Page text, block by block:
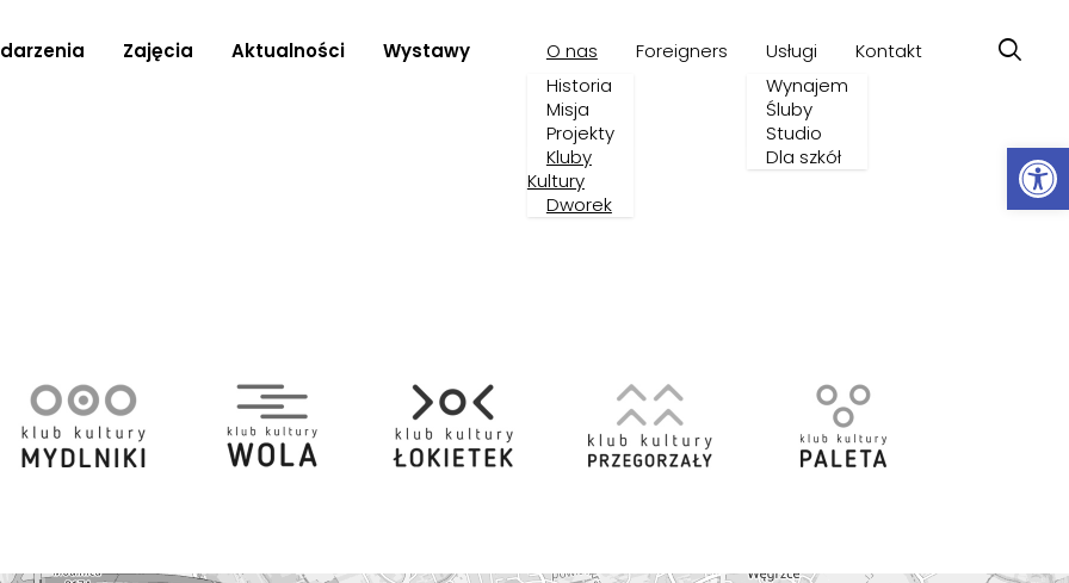
Zajęcia Aktualności Wystawy
O nas
Historia
Misja
Projekty
Kluby
Kultury
Dworek
Foreigners
Usługi
Wynajem
Śluby
Studio
Dla szkół
Kontakt